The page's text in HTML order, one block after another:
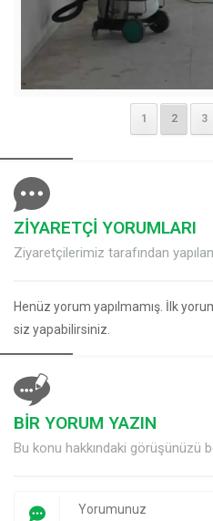
1 2 3
ZİYARETÇİ YORUMLARI
Ziyaretçilerimiz tarafından
Henüz yorum yapılmamış. İlk
siz yapabilirsiniz.
BİR YORUM YAZIN
Bu konu hakkındaki görüşünüzü